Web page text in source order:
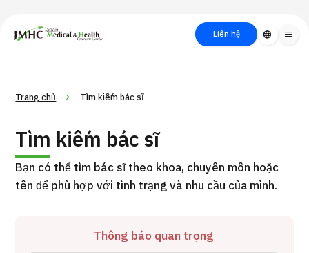
Trung tâm Du lịch Y tế & Sức khỏe Nhật Bản (JMHC)
Liên hệ language menu
Về Japan
Quy trình khám chữa
Tìm theo
/ bệnh
Tìm theo xét
pháp /cách điều trị
Trang chủ Tìm kiếm bác sĩ
Tìm kiếm bác sĩ
Bạn có thể tìm bác sĩ theo khoa, chuyên môn hoặc
tên để phù hợp với tình trạng và nhu cầu của mình.
Thông báo quan trọng